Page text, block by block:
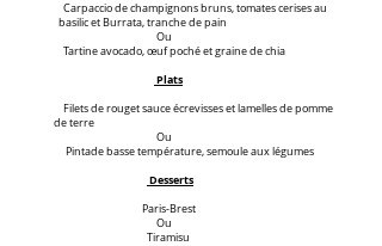
Carpaccio de champignons bruns, tomates cerises au
basilic et Burrata, tranche de pain
Ou
Tartine avocado, œuf poché et graine de chia
Plats
Filets de rouget sauce écrevisses et lamelles de pomme
de terre
Ou
Pintade basse température, semoule aux légumes
Desserts
Paris-Brest
Ou
Tiramisu